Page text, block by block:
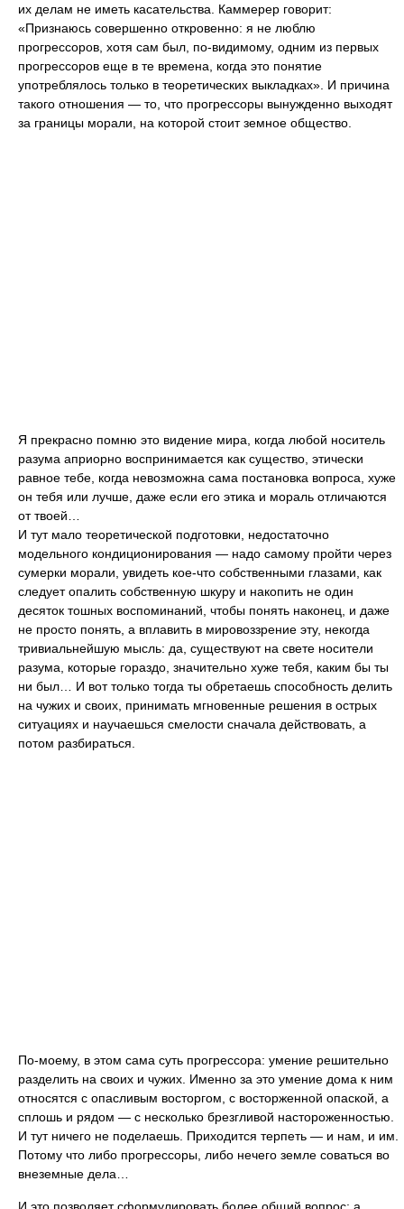
их делам не иметь касательства. Каммерер говорит:
«Признаюсь совершенно откровенно: я не люблю
прогрессоров, хотя сам был, по-видимому, одним из первых
прогрессоров еще в те времена, когда это понятие
употреблялось только в теоретических выкладках». И причина
такого отношения — то, что прогрессоры вынужденно выходят
за границы морали, на которой стоит земное общество.
Я прекрасно помню это видение мира, когда любой носитель
разума априорно воспринимается как существо, этически
равное тебе, когда невозможна сама постановка вопроса, хуже
он тебя или лучше, даже если его этика и мораль отличаются
от твоей…
И тут мало теоретической подготовки, недостаточно
модельного кондиционирования — надо самому пройти через
сумерки морали, увидеть кое-что собственными глазами, как
следует опалить собственную шкуру и накопить не один
десяток тошных воспоминаний, чтобы понять наконец, и даже
не просто понять, а вплавить в мировоззрение эту, некогда
тривиальнейшую мысль: да, существуют на свете носители
разума, которые гораздо, значительно хуже тебя, каким бы ты
ни был… И вот только тогда ты обретаешь способность делить
на чужих и своих, принимать мгновенные решения в острых
ситуациях и научаешься смелости сначала действовать, а
потом разбираться.
По-моему, в этом сама суть прогрессора: умение решительно
разделить на своих и чужих. Именно за это умение дома к ним
относятся с опасливым восторгом, с восторженной опаской, а
сплошь и рядом — с несколько брезгливой настороженностью.
И тут ничего не поделаешь. Приходится терпеть — и нам, и им.
Потому что либо прогрессоры, либо нечего земле соваться во
внеземные дела…
И это позволяет сформулировать более общий вопрос: а